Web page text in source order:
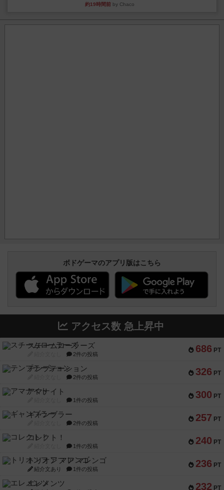
約19時間前 by Chaco
ボドゲーマのアプリ版はこちら
アクセス数 急上昇中
686 PT
スチームローラーズ
2件の投稿
326 PT
テンプテーション
2件の投稿
300 PT
アマナイト
1件の投稿
257 PT
ギャンブラー
2件の投稿
240 PT
コレクト！
1件の投稿
236 PT
トリオンフ ア マレンゴ
紹介文あり 1件の投稿
232 PT
エレメンツ